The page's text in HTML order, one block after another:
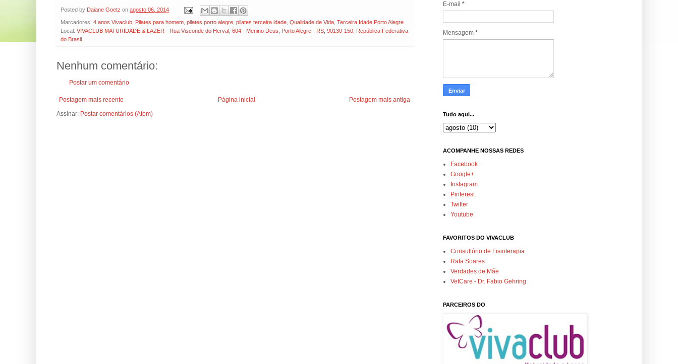
Posted by Daiane Goetz on agosto 06, 2014
Marcadores: 4 anos Vivaclub Pilates para homem pilates porto alegre pilates terceira idade Qualidade de Vida Terceira Idade Porto Alegre
Local: VIVACLUB MATURIDADE & LAZER - Rua Visconde do Herval, 604 - Menino Deus, Porto Alegre - RS, 90130-150, República Federativa
do Brasil
Nenhum comentário:
Postar um comentário
Postagem mais recente Postagem mais antiga
Página inicial
Assinar: Postar comentários (Atom)
E-mail *
Mensagem *
Tudo aqui...
ACOMPANHE NOSSAS REDES
Facebook
Google+
Instagram
Pinterest
Twitter
Youtube
FAVORITOS DO VIVACLUB
Consultório de Fisioterapia
Rafa Soares
Verdades de Mãe
VetCare - Dr. Fabio Gehring
PARCEIROS DO